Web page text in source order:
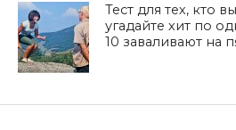
Тест для тех, кто
угадайте хит по
10 заваливают на